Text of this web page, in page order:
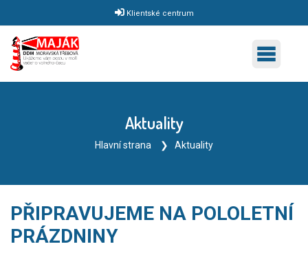
Klientské centrum
Aktuality
Hlavní strana Aktuality
PŘIPRAVUJEME NA POLOLETNÍ
PRÁZDNINY